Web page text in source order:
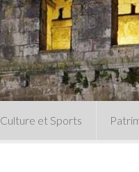
Culture et Sports